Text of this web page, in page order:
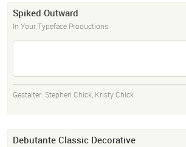
Spiked Outward
In Your Typeface Productions
Gestalter: Stephen Chick, Kristy Chick
Debutante Classic Decorative